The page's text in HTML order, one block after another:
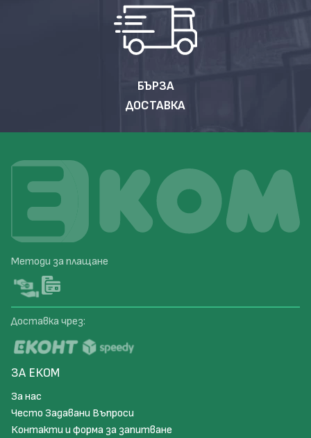
БЪРЗА
ДОСТАВКА
Методи за плащане
Доставка чрез:
ЗА ЕКОМ
За нас
Често Задавани Въпроси
Контакти и форма за запитване